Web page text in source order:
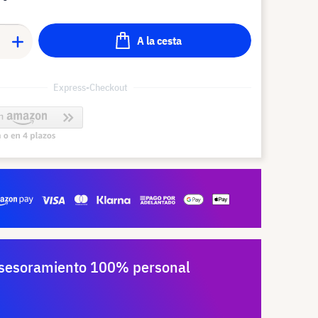
A la cesta
Express-Checkout
100% personal